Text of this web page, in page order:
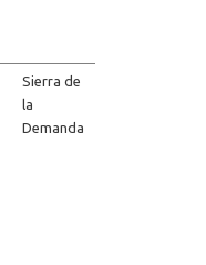
Sierra de
la
Demanda